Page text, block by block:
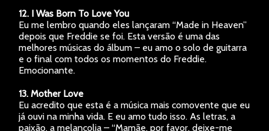
12. I Was Born To Love You
Eu me lembro quando eles lançaram “Made in Heaven”
depois que Freddie se foi. Esta versão é uma das
melhores músicas do álbum – eu amo o solo de guitarra
e o final com todos os momentos do Freddie.
Emocionante.
13. Mother Love
Eu acredito que esta é a música mais comovente que eu
já ouvi na minha vida. E eu amo tudo isso. As letras, a
paixão, a melancolia – “Mamãe, por favor, deixe-me